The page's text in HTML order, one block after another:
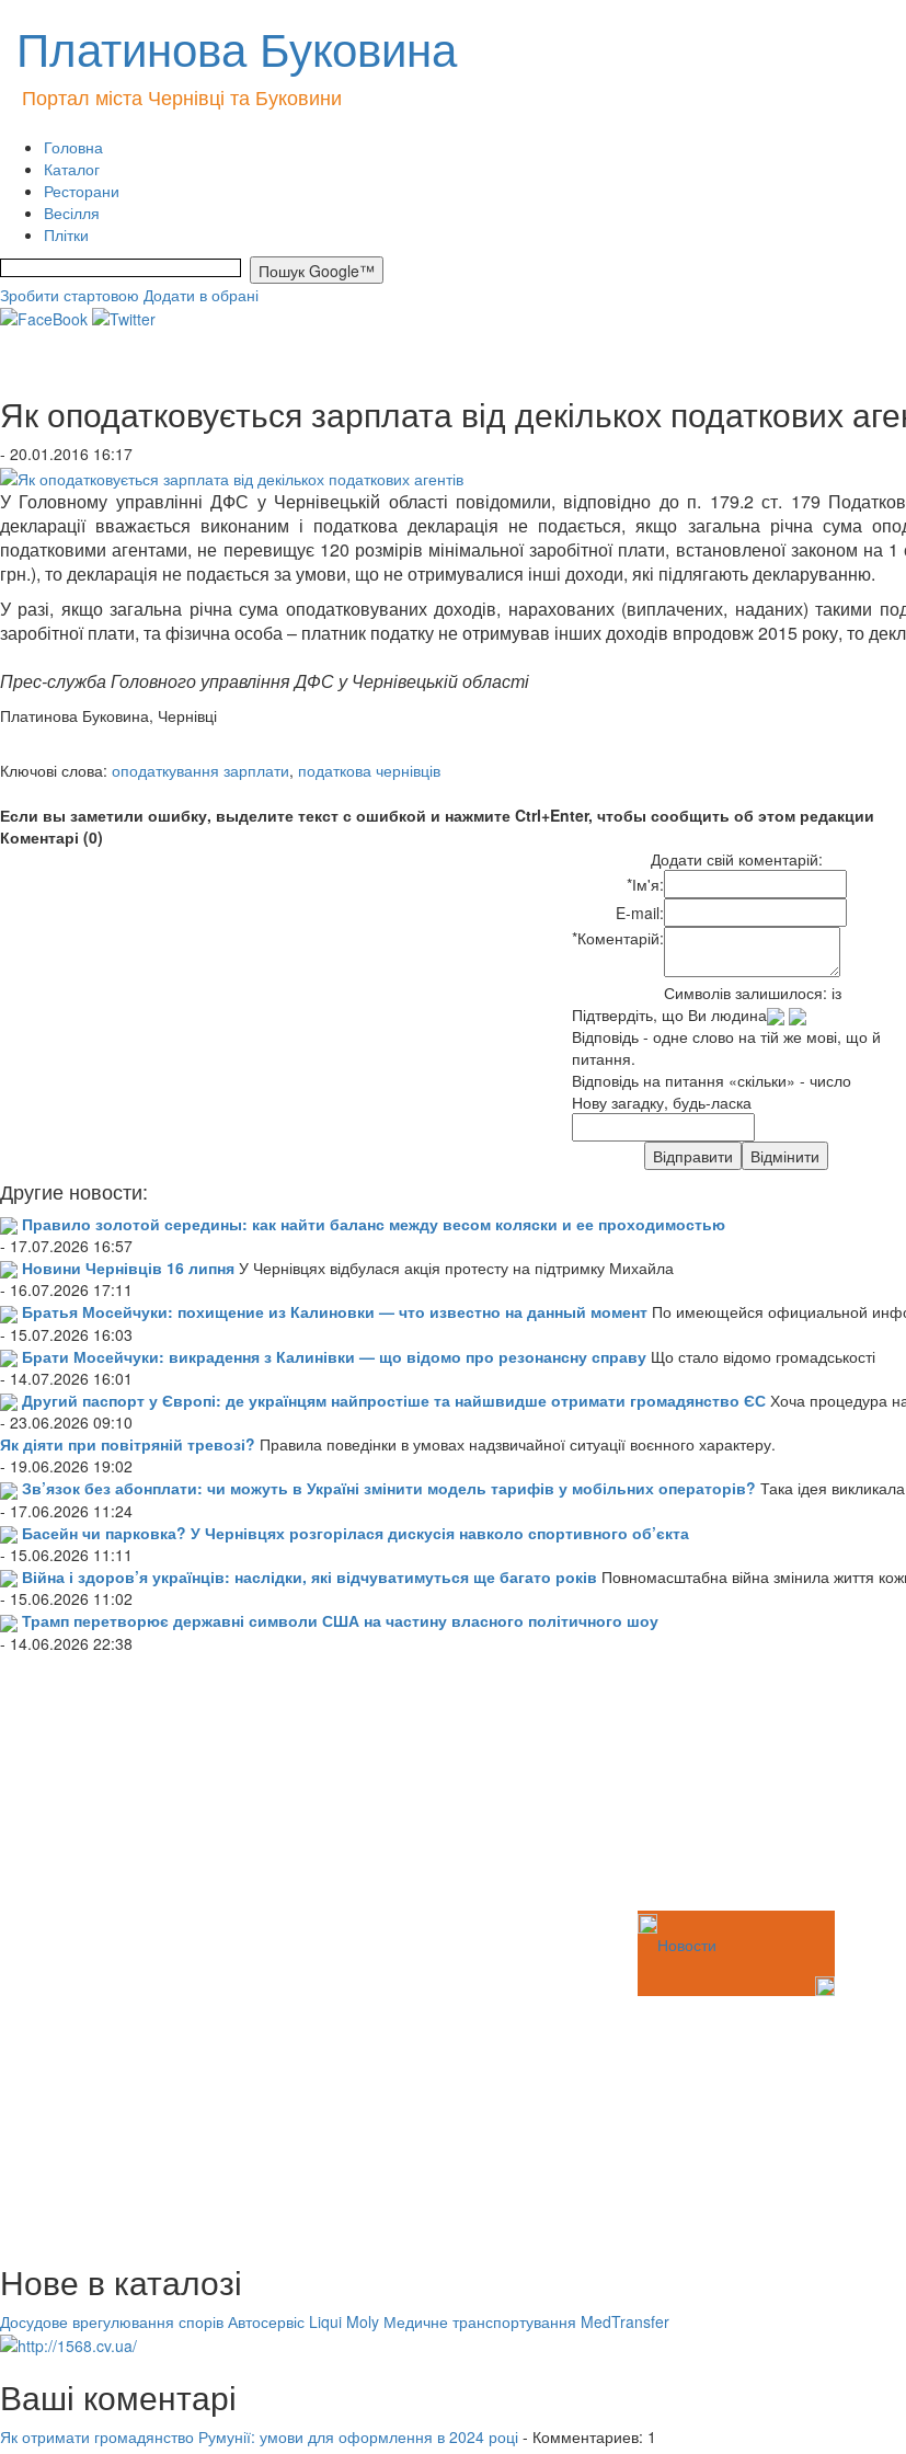
Платинова Буковина
Портал міста Чернівці та Буковини
Головна
Каталог
Ресторани
Весілля
Плітки
Зробити стартовою Додати в обрані
Як оподатковується зарплата від декількох податкових
- 20.01.2016 16:17
У Головному управлінні ДФС у Чернівецькій області повідомили, відповідно до п. 179.2 ст. 179
декларації вважається виконаним і податкова декларація не подається, якщо загальна річна сума
податковими агентами, не перевищує 120 розмірів мінімальної заробітної плати, встановленої законом на
грн.), то декларація не подається за умови, що не отримувалися інші доходи, які підлягають декларуванню.
У разі, якщо загальна річна сума оподатковуваних доходів, нарахованих (виплачених, наданих) такими
заробітної плати, та фізична особа – платник податку не отримував інших доходів впродовж 2015 року, то
Прес-служба Головного управління ДФС у Чернівецькій області
Платинова Буковина, Чернівці
Ключові слова: оподаткування зарплати, податкова чернівців
Если вы заметили ошибку, выделите текст с ошибкой и нажмите Ctrl+Enter, чтобы сообщить об этом редакции
Коментарі (0)
Додати свій коментарій:
*Ім'я:
E-mail:
*Коментарій:
Символів залишилося: із
Підтвердіть, що Ви людина
Відповідь - одне слово на тій же мові, що й
питання.
Відповідь на питання «скільки» - число
Нову загадку, будь-ласка
Другие новости:
Правило золотой середины: как найти баланс между весом коляски и ее проходимостью
- 17.07.2026 16:57
Новини Чернівців 16 липня У Чернівцях відбулася акція протесту на підтримку Михайла
- 16.07.2026 17:11
Братья Мосейчуки: похищение из Калиновки — что известно на данный момент По имеющейся официальной
- 15.07.2026 16:03
Брати Мосейчуки: викрадення з Калинівки — що відомо про резонансну справу Що стало відомо громадськості
- 14.07.2026 16:01
Другий паспорт у Європі: де українцям найпростіше та найшвидше отримати громадянство ЄС Хоча процедура
- 23.06.2026 09:10
Як діяти при повітряній тревозі? Правила поведінки в умовах надзвичайної ситуації воєнного характеру.
- 19.06.2026 19:02
Зв’язок без абонплати: чи можуть в Україні змінити модель тарифів у мобільних операторів? Така ідея
- 17.06.2026 11:24
Басейн чи парковка? У Чернівцях розгорілася дискусія навколо спортивного об’єкта
- 15.06.2026 11:11
Війна і здоров’я українців: наслідки, які відчуватимуться ще багато років Повномасштабна війна змінила життя
- 15.06.2026 11:02
Трамп перетворює державні символи США на частину власного політичного шоу
- 14.06.2026 22:38
Новости
Нове в каталозі
Досудове врегулювання спорів Автосервіс Liqui Moly Медичне транспортування MedTransfer
Ваші коментарі
Як отримати громадянство Румунії: умови для оформлення в 2024 році - Комментариев: 1